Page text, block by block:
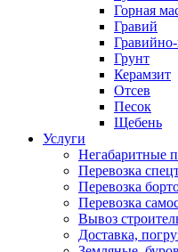
Горная
Гравий
Грунт
Керамзит
Отсев
Песок
Щебень
Услуги
Негабаритные
Перевозка
Перевозка
Перевозка
Вывоз
Доставка,